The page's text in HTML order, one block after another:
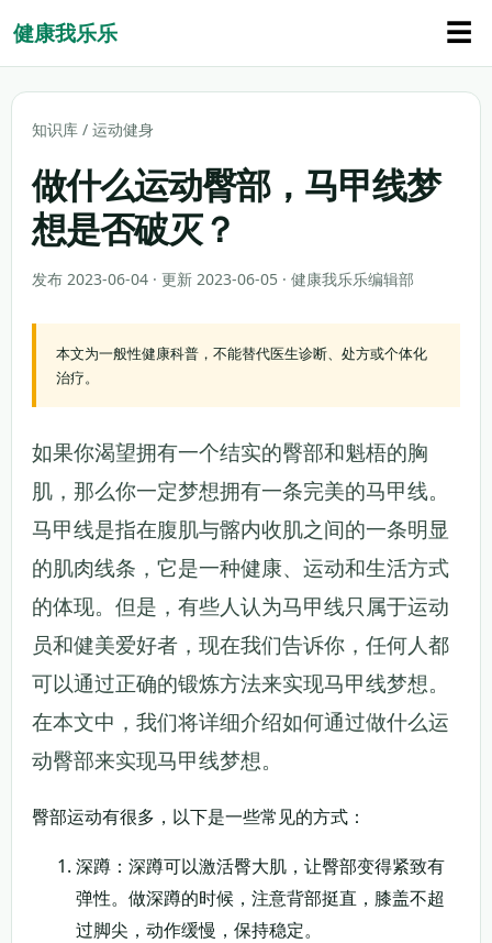
健康我乐乐 ☰
知识库 / 运动健身
做什么运动臀部，马甲线梦
想是否破灭？
发布 2023-06-04 · 更新 2023-06-05 · 健康我乐乐编辑部
本文为一般性健康科普，不能替代医生诊断、处方或个体化
治疗。
如果你渴望拥有一个结实的臀部和魁梧的胸
肌，那么你一定梦想拥有一条完美的马甲线。
马甲线是指在腹肌与髂内收肌之间的一条明显
的肌肉线条，它是一种健康、运动和生活方式
的体现。但是，有些人认为马甲线只属于运动
员和健美爱好者，现在我们告诉你，任何人都
可以通过正确的锻炼方法来实现马甲线梦想。
在本文中，我们将详细介绍如何通过做什么运
动臀部来实现马甲线梦想。
臀部运动有很多，以下是一些常见的方式：
深蹲：深蹲可以激活臀大肌，让臀部变得紧致有
弹性。做深蹲的时候，注意背部挺直，膝盖不超
过脚尖，动作缓慢，保持稳定。